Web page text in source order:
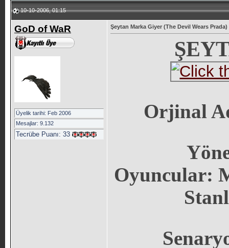
10-10-2006, 01:15
GoD of WaR
Üyelik tarihi: Feb 2006
Mesajlar: 9.132
Tecrübe Puanı: 33
Şeytan Marka Giyer (The Devil Wears Prada)
Orjinal
Oyuncular: